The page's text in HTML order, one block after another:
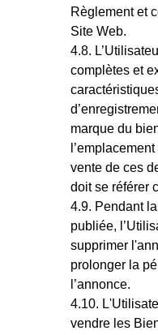
Règlement et
Site Web.
complètes et
marque du
vente de ces
doit se référer
Pendant
publiée,
supprimer
prolonger la
l’annonce.
vendre les